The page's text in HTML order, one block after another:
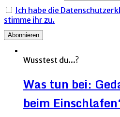
Ich habe die
stimme ihr zu.
Wusstest du...?
Was tun bei:
beim